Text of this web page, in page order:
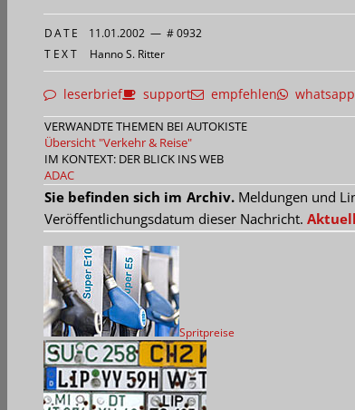
DATE 11.01.2002 — # 0932
TEXT Hanno S. Ritter
leserbrief support empfehlen whatsapp
VERWANDTE THEMEN BEI AUTOKISTE
Übersicht "Verkehr & Reise"
IM KONTEXT: DER BLICK INS WEB
ADAC
Sie befinden sich im Archiv.Meldungen und
Veröffentlichungsdatum dieser Nachricht.
Spritpreise